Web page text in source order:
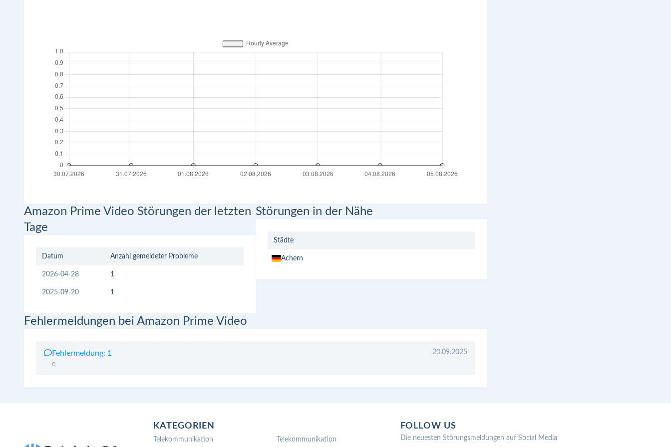
Amazon Prime Video Störungen der letzten
Tage
Datum Anzahl gemeldeter Probleme
2026-04-28 1
2025-09-20 1
Störungen in der Nähe
Städte
Achern
Fehlermeldungen bei Amazon Prime Video
Fehlermeldung: 1
e
20.09.2025
KATEGORIEN
Telekommunikation Telekommunikation
FOLLOW US
Die neuesten Störungsmeldungen auf Social Media